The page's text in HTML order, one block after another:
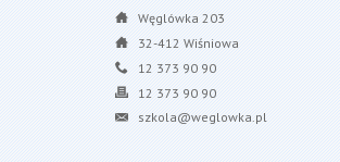
Węglówka 203
32-412 Wiśniowa
12 373 90 90
12 373 90 90
szkola@weglowka.pl